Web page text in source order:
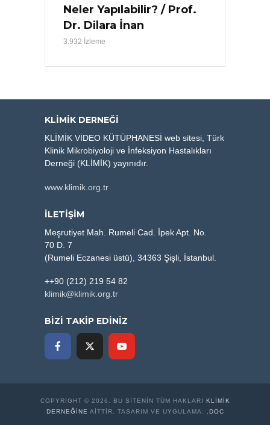
Neler Yapılabilir? / Prof.
Dr. Dilara İnan
3.932 İzleme
KLIMIK DERNEĞI
KLİMİK VİDEO KÜTÜPHANESİ web sitesi, Türk
Klinik Mikrobiyoloji ve İnfeksiyon Hastalıkları
Derneği (KLİMİK) yayınıdır.
www.klimik.org.tr
İLETİŞİM
Meşrutiyet Mah. Rumeli Cad. İpek Apt. No.
70 D. 7
(Rumeli Eczanesi üstü), 34363 Şişli, İstanbul.
++90 (212) 219 54 82
klimik@klimik.org.tr
BİZİ TAKİP EDİNİZ
COPYRIGHT © 2026. BU SITENIN TÜM HAKLARI KLİMİK
DERNEĞINE AITTIR. TASARIM VE UYGULAMA: .DOC